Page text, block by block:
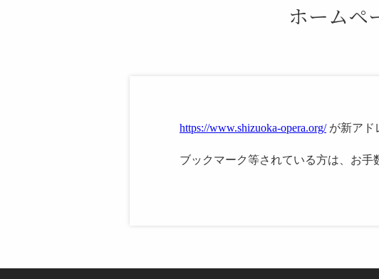
ホームペ
https://www.shizuoka-opera.org/が新アド
ブックマーク等されている方は、お手